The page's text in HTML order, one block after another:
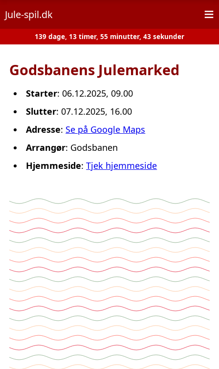
Jule-spil.dk ≡
139 dage, 13 timer, 55 minutter, 43 sekunder
Godsbanens Julemarked
Starter: 06.12.2025, 09.00
Slutter: 07.12.2025, 16.00
Adresse: Se på Google Maps
Arrangør: Godsbanen
Hjemmeside:Tjek hjemmeside